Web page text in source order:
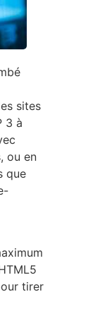
sites
3 à
ou en
que
tirer